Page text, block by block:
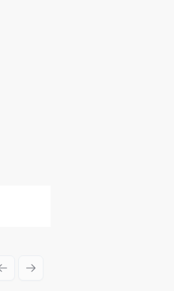
Previous slide
Next slide